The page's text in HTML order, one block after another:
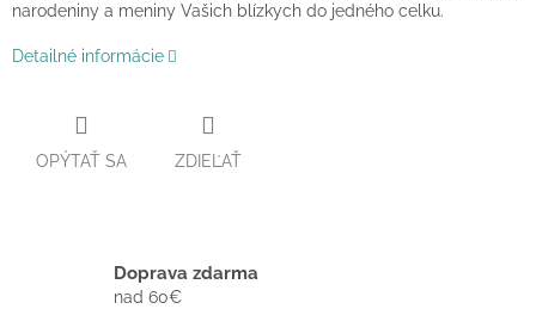
narodeniny a meniny Vašich blízkych do jedného celku.
Detailné informácie
OPÝTAŤ SA ZDIEĽAŤ
Doprava zdarma
nad 60€